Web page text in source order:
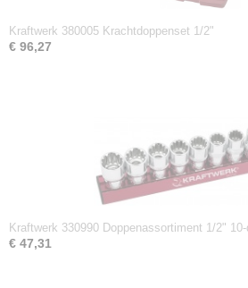
Kraftwerk 380005 Krachtdoppenset 1/2"
€ 96,27
Kraftwerk 330990 Doppenassortiment 1/2" 10-
€ 47,31